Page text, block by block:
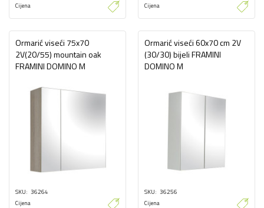
Cijena
Cijena
Ormarić viseći 75x70
2V(20/55) mountain oak
FRAMINI DOMINO M
SKU 36264
Cijena
Ormarić viseći 60x70 cm 2V
(30/30) bijeli FRAMINI
DOMINO M
SKU 36256
Cijena